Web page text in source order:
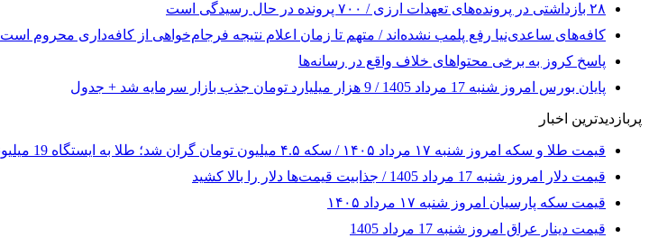
۲۸ بازداشتی در پرونده‌های تعهدات ارزی / ۷۰۰ پرونده در حال رسیدگی است
کافه‌های ساعدی‌نیا رفع پلمب نشده‌اند / متهم تا زمان اعلام نتیجه فرجام‌خواهی از کافه‌داری محروم است
پاسخ کروز به برخی محتواهای خلاف واقع در رسانه‌ها
پایان بورس امروز شنبه 17 مرداد 1405 / 9 هزار میلیارد تومان جذب بازار سرمایه شد + جدول
پربازدیدترین اخبار
قیمت طلا و سکه امروز شنبه ۱۷ مرداد ۱۴۰۵ / سکه ۴.۵ میلیون تومان گران شد؛ طلا به ایستگاه 19 میلیونی رسید + جدول
قیمت دلار امروز شنبه 17 مرداد 1405 / جذابیت قیمت‌ها دلار را بالا کشید
قیمت سکه پارسیان امروز شنبه ۱۷ مرداد ۱۴۰۵
قیمت دینار عراق امروز شنبه 17 مرداد 1405